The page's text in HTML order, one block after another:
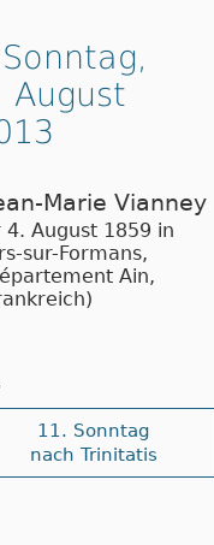
Sonntag,
August
Marie Vianney
4. August 1859 in
sur-Formans,
Ain,
11. Sonntag
nach Trinitatis